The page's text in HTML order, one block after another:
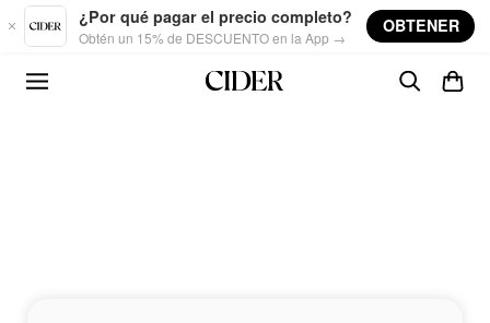
Skip to main content
¿Por qué pagar el precio completo?
Obtén un 15% de DESCUENTO en la App →
OBTENER